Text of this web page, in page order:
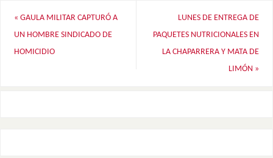
« GAULA MILITAR CAPTURÓ A
UN HOMBRE SINDICADO DE
HOMICIDIO
LUNES DE ENTREGA DE
PAQUETES NUTRICIONALES EN
LA CHAPARRERA Y MATA DE
LIMÓN »